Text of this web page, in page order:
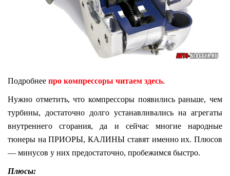
Подробнее про компрессоры читаем здесь.
Нужно отметить, что компрессоры появились раньше, чем
турбины, достаточно долго устанавливались на агрегаты
внутреннего сгорания, да и сейчас многие народные
тюнеры на ПРИОРЫ, КАЛИНЫ ставят именно их. Плюсов
— минусов у них предостаточно, пробежимся быстро.
Плюсы: